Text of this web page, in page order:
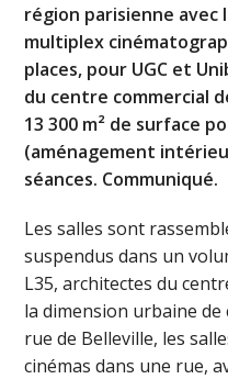
région parisienne avec
multiplex
places, pour UGC et
du centre commercial
13 300 m² de surface
(aménagement
séances. Communiqué.
Les salles sont
suspendus dans un
L35, architectes du
la dimension urbaine de
rue de Belleville, les
cinémas dans une rue,